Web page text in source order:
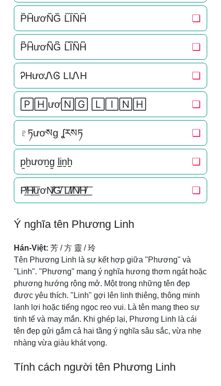
P᷈H᷈ươN᷈G᷈ L᷈I᷈N᷈H᷈ ❏
P͆H͆ươN͆G͆ L͆I͆N͆H͆ ❏
ᎮHươᏁᎶ LIᏁH ❏
🄿🄷ươ🄽🄶 🄻🄸🄽🄷 ❏
♇ཏươསg ʆརསཏ ❏
p̠h̠ươn̠g̠ l̠i̠n̠h̠ ❏
P̸͟͞H̸͟͞ươN̸͟͞G̸͟͞ L̸͟͞I̸͟͞N̸͟͞H̸͟͞ ❏
Ý nghĩa tên Phương Linh
Hán-Việt: 芳 / 方 靈 / 玲
Tên Phương Linh là sự kết hợp giữa "Phương" và
"Linh". "Phương" mang ý nghĩa hương thơm ngát hoặc
phương hướng rộng mở. Một trong những tên đẹp
được yêu thích. "Linh" gợi lên linh thiêng, thông minh
lanh lợi hoặc tiếng ngọc reo vui. Là tên mang theo sự
tinh tế và may mắn. Khi ghép lại, Phương Linh là cái
tên đẹp gửi gắm cả hai tầng ý nghĩa sâu sắc, vừa nhẹ
nhàng vừa giàu khát vọng.
Tính cách người tên Phương Linh